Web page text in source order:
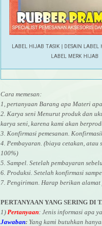
LABEL HIJAB TASIK | DESAIN LABEL
LABEL MERK HIJAB
Cara memesan:
1, pertanyaan Barang apa Materi
2. Karya seni Menurut produk dan
karya seni, karena kami akan
3. Konfirmasi pemesanan.
4. Pembayaran. (biaya cetakan,
100%)
5. Sampel. Setelah pembayaran
6. Produksi. Setelah konfirmasi
7. Pengiriman. Harap berikan
PERTANYAAN YANG SERING DI
1) Pertanyaan: Jenis informasi apa
Jawaban: Yang kami butuhkan